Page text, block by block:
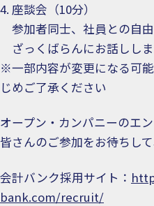
4. 座談会（10分）
参加者同士、社員との自
ざっくばらんにお話ししま
※一部内容が変更になる可
じめご了承ください
オープン・カンパニーのエ
皆さんのご参加をお待ちして
会計バンク採用サイト：
bank.com/recruit/